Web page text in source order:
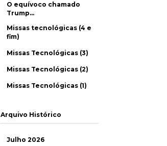
O equívoco chamado
Trump…
Missas tecnológicas (4 e
fim)
Missas Tecnológicas (3)
Missas Tecnológicas (2)
Missas Tecnológicas (1)
Arquivo Histórico
Julho 2026